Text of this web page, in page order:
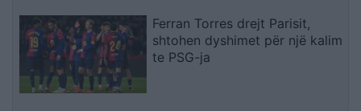
Ferran Torres drejt Parisit,
shtohen dyshimet për një kalim
te PSG-ja